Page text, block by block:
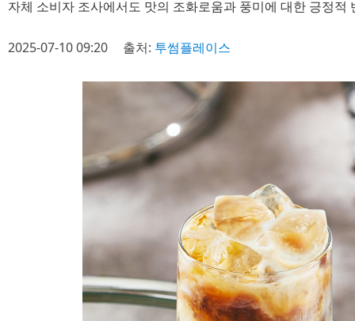
자체 소비자 조사에서도 맛의 조화로움과 풍미에 대한 긍정적
2025-07-10 09:20 출처: 투썸플레이스